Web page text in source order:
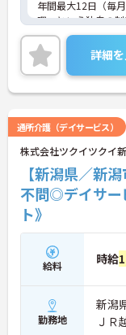
活設計を描きやす
年間最大12日（毎
暇」という独自の
に付与されるため
得し、旅行や趣味を
＜多彩なキャリア
＞全国に事業を展
そ、描けるキャリ
目標に合わせた成
資格取得支援制度や
ながらスキルアップ
なるサービス種別
きます。
詳細
通所介護（デイサービス）
株式会社ツクイツクイ
【新潟県／新
不問◎デイサー
ト》
給料 時給
勤務地
新潟
ＪＲ